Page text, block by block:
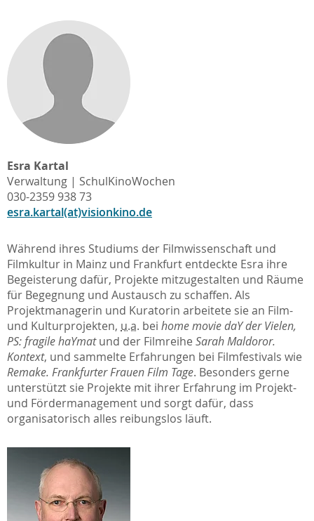
Esra Kartal
Verwaltung | SchulKinoWochen
030-2359 938 73
esra.kartal(at)visionkino.de
Während ihres Studiums der Filmwissenschaft und
Filmkultur in Mainz und Frankfurt entdeckte Esra ihre
Begeisterung dafür, Projekte mitzugestalten und Räume
für Begegnung und Austausch zu schaffen. Als
Projektmanagerin und Kuratorin arbeitete sie an Film-
und Kulturprojekten, u.a. bei home movie daY der Vielen,
PS: fragile haYmatund der Filmreihe Sarah Maldoror.
Kontext, und sammelte Erfahrungen bei Filmfestivals wie
Remake. Frankfurter Frauen Film Tage. Besonders gerne
unterstützt sie Projekte mit ihrer Erfahrung im Projekt-
und Fördermanagement und sorgt dafür, dass
organisatorisch alles reibungslos läuft.